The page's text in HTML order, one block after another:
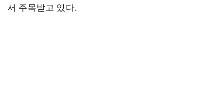
서 주목받고 있다.